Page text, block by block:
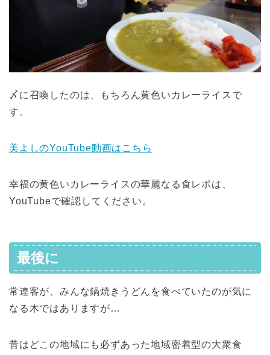
〆に召喚したのは、もちろん黄色いカレーライスで
す。
美よしのYouTube動画はこちら
幸福の黄色いカレーライスの華麗なる食レポは、
YouTubeで確認してください。
最後に
常連客が、みんな鍋焼きうどんを食べていたのが気に
なる木ではありますが…
昔はどこの地域にも必ずあった地域密着型の大衆食